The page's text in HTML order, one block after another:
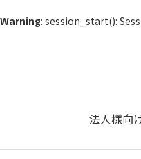
Warning: session_start():
法人様向